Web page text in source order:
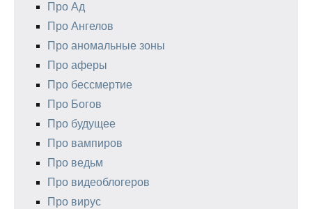
Про Ад
Про Ангелов
Про аномальные зоны
Про аферы
Про бессмертие
Про Богов
Про будущее
Про вампиров
Про ведьм
Про видеоблогеров
Про вирус